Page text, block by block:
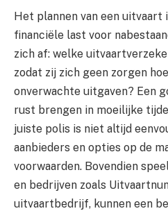
Het plannen van een uitvaart
financiële last voor
zich af: welke
zodat zij zich geen zorgen
onverwachte uitgaven? Een
rust brengen in moeilijke
juiste polis is niet altijd
aanbieders en opties op de
voorwaarden. Bovendien
en bedrijven zoals
uitvaartbedrijf, kunnen een